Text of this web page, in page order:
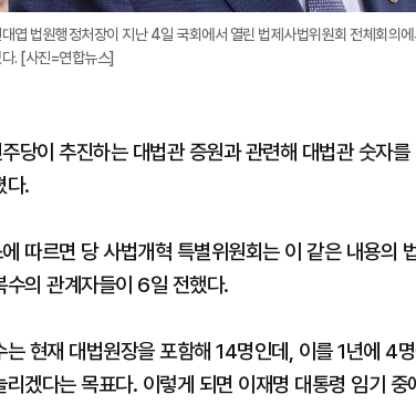
대엽 법원행정처장이 지난 4일 국회에서 열린 법제사법위원회 전체회의
. [사진=연합뉴스]
당이 추진하는 대법관 증원과 관련해 대법관 숫자
다.
따르면 당 사법개혁 특별위원회는 이 같은 내용의
수의 관계자들이 6일 전했다.
는 현재 대법원장을 포함해 14명인데, 이를 1년에 4
리겠다는 목표다. 이렇게 되면 이재명 대통령 임기